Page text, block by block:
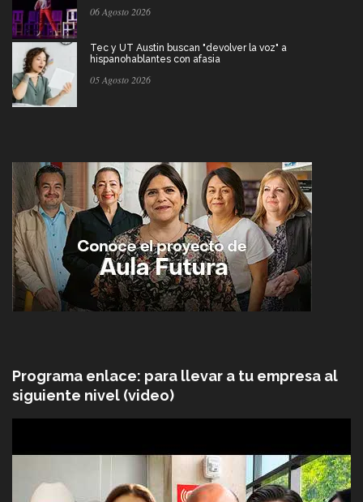
06 Agosto 2026
Tec y UT Austin buscan "devolver la voz" a
hispanohablantes con afasia
05 Agosto 2026
Programa enlace: para llevar a tu empresa al
siguiente nivel (video)